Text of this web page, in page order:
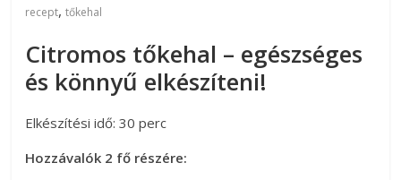
recept,tőkehal
Citromos tőkehal – egészséges
és könnyű elkészíteni!
Elkészítési idő: 30 perc
Hozzávalók 2 fő részére: